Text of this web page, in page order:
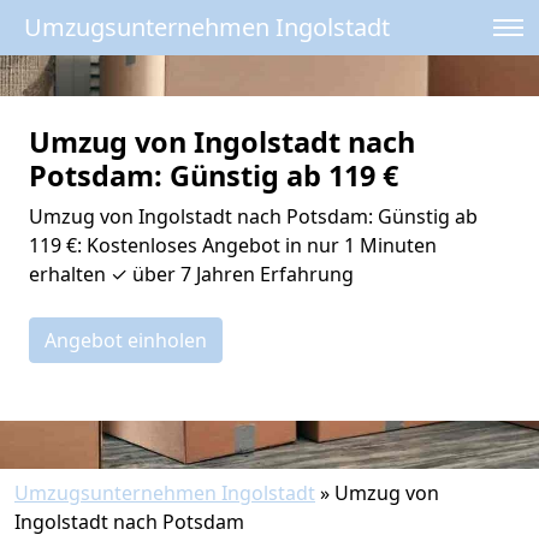
Umzugsunternehmen Ingolstadt
Umzug von Ingolstadt nach
Potsdam: Günstig ab 119 €
Umzug von Ingolstadt nach Potsdam: Günstig ab
119 €: Kostenloses Angebot in nur 1 Minuten
erhalten ✓ über 7 Jahren Erfahrung
Angebot einholen
Umzugsunternehmen Ingolstadt» Umzug von
Ingolstadt nach Potsdam